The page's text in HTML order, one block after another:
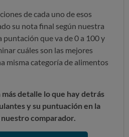
de cada uno de esos
su nota final según nuestra
puntación que va de 0 a 100 y
cuáles son las mejores
misma categoría de alimentos
detalle lo que hay detrás
y su puntuación en la
comparador.